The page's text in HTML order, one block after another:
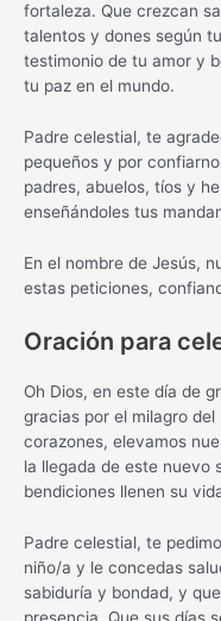
fortaleza. Que crezcan
talentos y dones según
testimonio de tu amor y
tu paz en el mundo.
Padre celestial, te
pequeños y por
padres, abuelos, tíos y
enseñándoles tus
En el nombre de Jesús,
estas peticiones,
Oración para
Oh Dios, en este día de
gracias por el milagro
corazones, elevamos
la llegada de este nuevo
bendiciones llenen su
Padre celestial, te
niño/a y le concedas
sabiduría y bondad, y
presencia. Que sus días